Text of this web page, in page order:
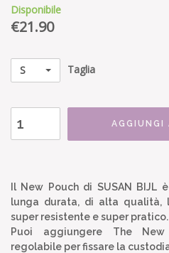
Disponibile
€21.90
S Taglia
AGGIUNGI
Il New Pouch di SUSAN BIJL
lunga durata, di alta qualità,
super resistente e super pratico.
Puoi aggiungere The
regolabile per fissare la